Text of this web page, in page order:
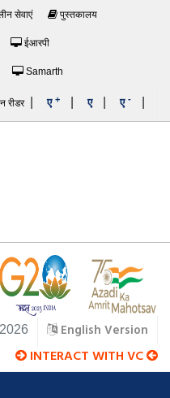
सेवाएं पुस्तकालय
ईआरपी
Samarth
रीडर ए + ए ए -
English Version
INTERACT WITH VC